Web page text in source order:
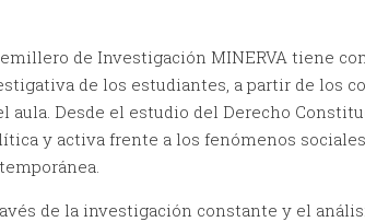
de Investigación MINERVA tiene
de los estudiantes, a partir de los
aula. Desde el estudio del Derecho
y activa frente a los fenómenos
de la investigación constante y el